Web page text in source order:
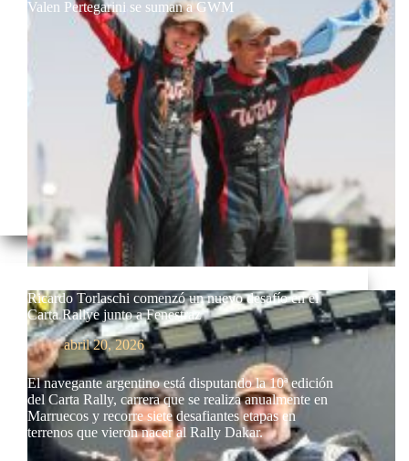
Valen Pertegarini se suman a GWM
Ricardo Torlaschi comenzó un nuevo desafío en el
Carta Rallye junto a Fenestraz
abril 20, 2026
El navegante argentino está disputando la 10ª edición
del Carta Rally, carrera que se realiza anualmente en
Marruecos y recorre siete desafiantes etapas en
terrenos que vieron nacer al Rally Dakar.